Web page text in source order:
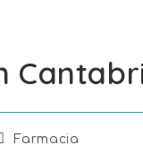
Farmacia